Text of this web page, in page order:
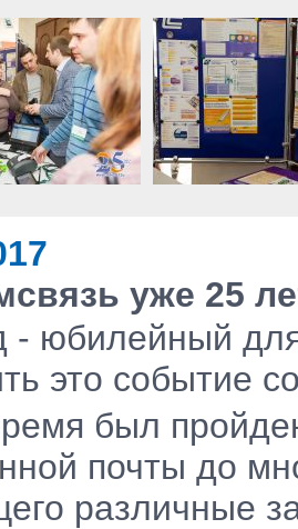
уже 25
- юбилейный
это событие
был
почты до
различные